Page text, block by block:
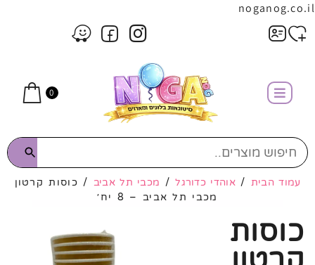
noganog.co.il
0
עמוד הבית /אוהדי כדורגל/ מכבי תל אביב / כוסות קרטון
מכבי תל אביב – 8 יח׳
כוסות